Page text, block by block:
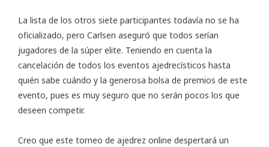
La lista de los otros siete participantes todavía no se ha
oficializado, pero Carlsen aseguró que todos serían
jugadores de la súper elite. Teniendo en cuenta la
cancelación de todos los eventos ajedrecísticos hasta
quién sabe cuándo y la generosa bolsa de premios de este
evento, pues es muy seguro que no serán pocos los que
deseen competir.
Creo que este torneo de ajedrez online despertará un